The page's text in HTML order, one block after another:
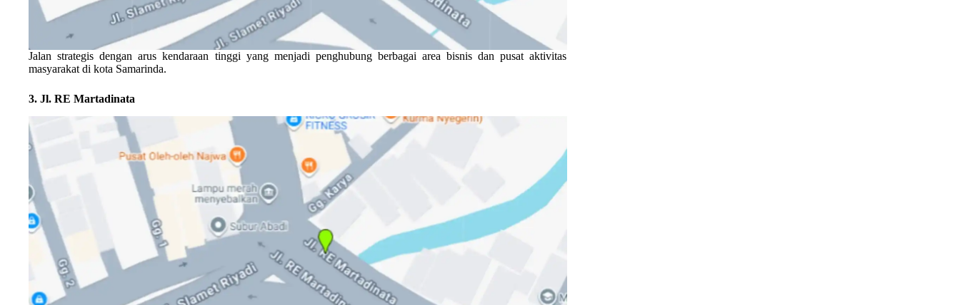
Jalan strategis dengan arus kendaraan tinggi yang menjadi penghubung berbagai area bisnis dan pusat aktivitas
masyarakat di kota Samarinda.
3. Jl. RE Martadinata